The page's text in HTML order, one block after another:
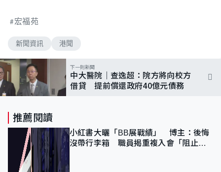
宏福苑
新聞資訊 港聞
下一則新聞
中大醫院｜查逸超：院方將向校方
借貸 提前償還政府40億元債務
推薦閱讀
小紅書大曬「BB展戰績」 博主：後悔
沒帶行李箱 職員揭重複入會「阻止唔